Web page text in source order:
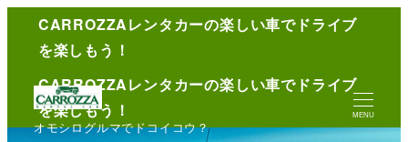
CARROZZAレンタカーの楽しい車でドライブ
を楽しもう！
オモシログルマでドコイコウ？
MENU
English
CARROZZAレンタカーの楽しい車でドライブ
を楽しもう！